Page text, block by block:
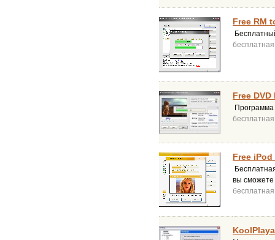
Free RM
бесплатная
Free DVD
Программа
бесплатная
Free
вы сможете
бесплатная